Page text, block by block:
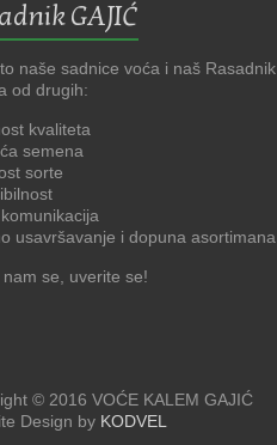
GAJIĆ
naše sadnice voća i naš Rasadnik
od drugih:
kvaliteta
semena
sorte
usavršavanje i dopuna asortimana
se, uverite se!
© 2016 VOĆE KALEM GAJIĆ
Design by KODVEL